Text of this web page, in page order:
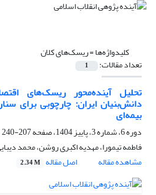
کلیدواژه‌ها =ریسک‌های کلان
تعداد مقالات: 1
تحلیل آینده‌محور ریسک‌های
دانش‌بنیان ایران: چارچوبی برای
بیمه‌ای
دوره 6، شماره 3، پاییز 1404، صفحه
207-240
فاطمه تیمورا، مهدیه اکبری روشن، محمد
مشاهده مقاله
اصل مقاله 2.34 M